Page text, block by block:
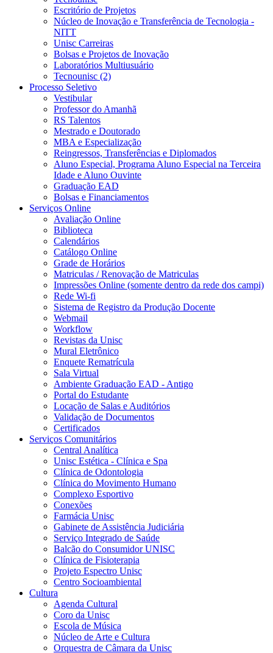
Escritório de Projetos
Núcleo de Inovação e Transferência de Tecnologia -
NITT
Unisc Carreiras
Bolsas e Projetos de Inovação
Laboratórios Multiusuário
Tecnounisc (2)
Processo Seletivo
Vestibular
Professor do Amanhã
RS Talentos
Mestrado e Doutorado
MBA e Especialização
Reingressos, Transferências e Diplomados
Aluno Especial, Programa Aluno Especial na Terceira
Idade e Aluno Ouvinte
Graduação EAD
Bolsas e Financiamentos
Serviços Online
Avaliação Online
Biblioteca
Calendários
Catálogo Online
Grade de Horários
Matriculas / Renovação de Matriculas
Impressões Online (somente dentro da rede dos campi)
Rede Wi-fi
Sistema de Registro da Produção Docente
Webmail
Workflow
Revistas da Unisc
Mural Eletrônico
Enquete Rematrícula
Sala Virtual
Ambiente Graduação EAD - Antigo
Portal do Estudante
Locação de Salas e Auditórios
Validação de Documentos
Certificados
Serviços Comunitários
Central Analítica
Unisc Estética - Clínica e Spa
Clínica de Odontologia
Clínica do Movimento Humano
Complexo Esportivo
Conexões
Farmácia Unisc
Gabinete de Assistência Judiciária
Serviço Integrado de Saúde
Balcão do Consumidor UNISC
Clínica de Fisioterapia
Projeto Espectro Unisc
Centro Socioambiental
Cultura
Agenda Cultural
Coro da Unisc
Escola de Música
Núcleo de Arte e Cultura
Orquestra de Câmara da Unisc